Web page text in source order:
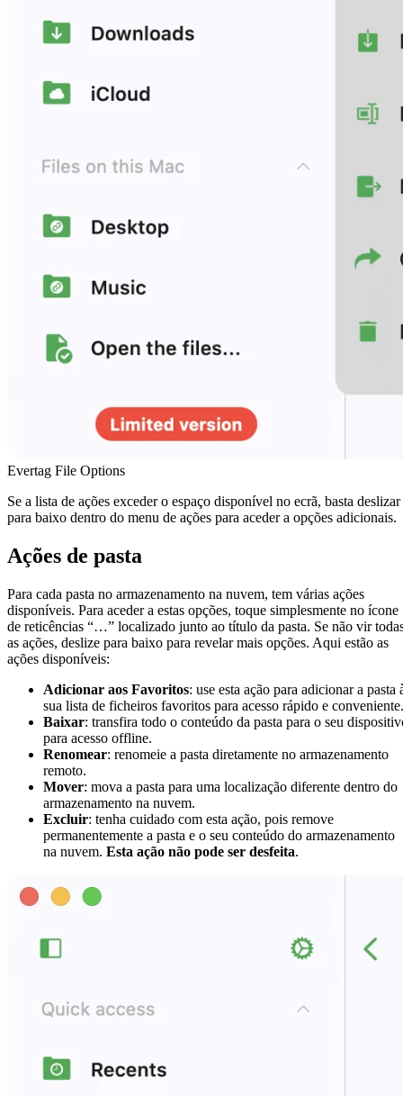
Evertag File Options
Se a lista de ações exceder o espaço disponível no ecrã, basta deslizar
para baixo dentro do menu de ações para aceder a opções adicionais.
Ações de pasta
Para cada pasta no armazenamento na nuvem, tem várias ações
disponíveis. Para aceder a estas opções, toque simplesmente no ícone
de reticências “…” localizado junto ao título da pasta. Se não vir
as ações, deslize para baixo para revelar mais opções. Aqui estão as
ações disponíveis:
Adicionar aos Favoritos: use esta ação para adicionar a pasta
sua lista de ficheiros favoritos para acesso rápido e conveniente.
Baixar: transfira todo o conteúdo da pasta para o seu
para acesso offline.
Renomear: renomeie a pasta diretamente no armazenamento
remoto.
Mover: mova a pasta para uma localização diferente dentro do
armazenamento na nuvem.
Excluir: tenha cuidado com esta ação, pois remove
permanentemente a pasta e o seu conteúdo do armazenamento
na nuvem. Esta ação não pode ser desfeita.